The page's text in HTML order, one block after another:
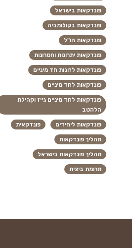
פונדקאות בישראל
פונדקאות בקולומביה
פונדקאות חו"ל
פונדקאות יתרונות וחסרונות
פונדקאות לזוגות חד מיניים
פונדקאות לחד מיניים
פונדקאות לחד מיניים גייז וקהילת
הלהטב
פונדקאות ליחידים פונדקאית
תהליך פונדקאות
תהליך פונדקאות בישראל
תרומת ביצית